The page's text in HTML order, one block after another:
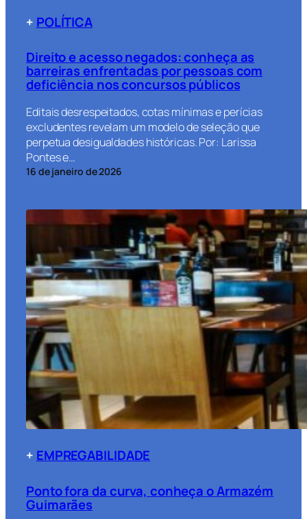
+ POLÍTICA
Direito e acesso negados: conheça as
barreiras enfrentadas por pessoas com
deficiência nos concursos públicos
Editais desrespeitados, cotas mínimas e perícias
excludentes revelam um modelo de seleção que
perpetua desigualdades históricas. Por: Larissa
Pontes e…
16 de janeiro de 2026
+ EMPREGABILIDADE
Ponto fora da curva, conheça o Armazém
Guimarães